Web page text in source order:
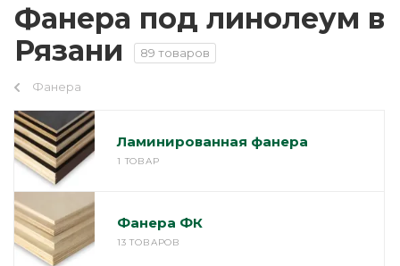
Фанера под линолеум в
Рязани
89 товаров
Фанера
Ламинированная фанера
1 ТОВАР
Фанера ФК
13 ТОВАРОВ